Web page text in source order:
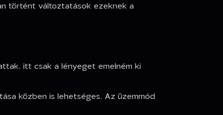
történt változtatások ezeknek a
itt csak a lényeget emelném ki
közben is lehetséges. Az üzemmód